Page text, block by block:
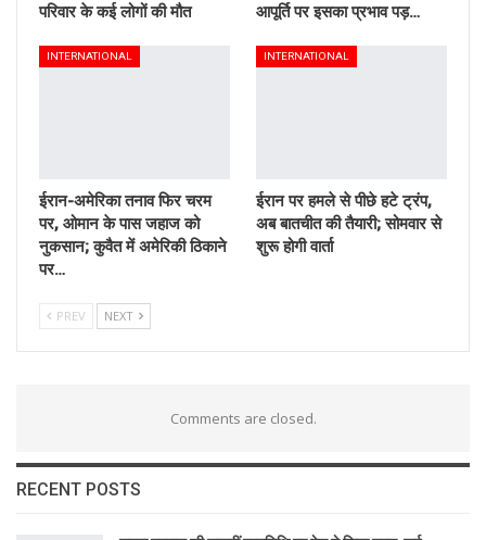
परिवार के कई लोगों की मौत
आपूर्ति पर इसका प्रभाव पड़…
INTERNATIONAL
ईरान-अमेरिका तनाव फिर चरम
पर, ओमान के पास जहाज को
नुकसान; कुवैत में अमेरिकी ठिकाने
पर…
INTERNATIONAL
ईरान पर हमले से पीछे हटे ट्रंप,
अब बातचीत की तैयारी; सोमवार से
शुरू होगी वार्ता
PREV NEXT
Comments are closed.
RECENT POSTS